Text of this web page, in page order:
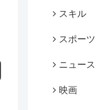
スキル
スポーツ
ニュース
映画